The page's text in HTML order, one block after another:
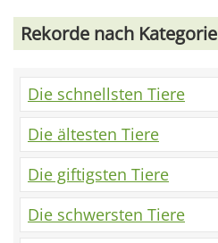
Rekorde nach Kategorie
Die schnellsten Tiere
Die ältesten Tiere
Die giftigsten Tiere
Die schwersten Tiere